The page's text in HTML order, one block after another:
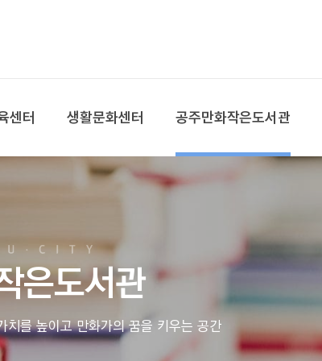
센터 생활문화센터 공주만화작은도서관
은도서관
를 높이고 만화가의 꿈을 키우는 공간